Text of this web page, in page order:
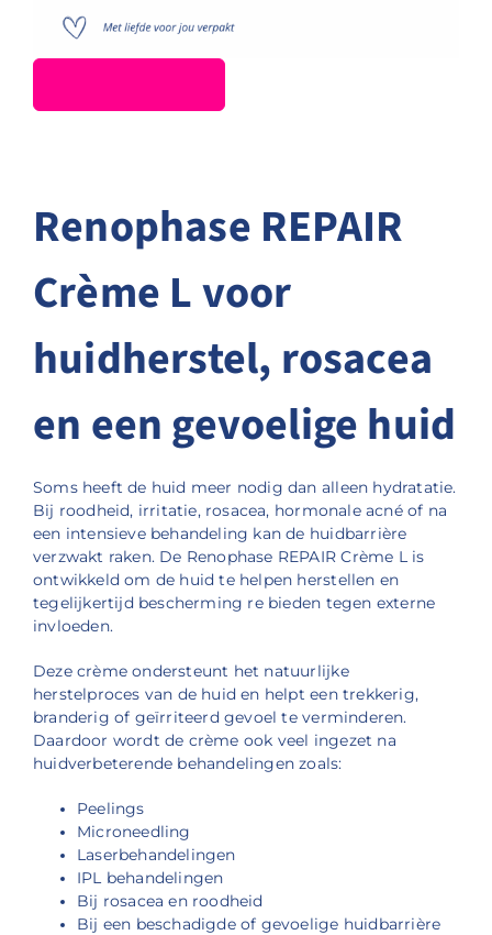
Renophase REPAIR
Crème L voor
huidherstel, rosacea
en een gevoelige huid
Soms heeft de huid meer nodig dan alleen hydratatie.
Bij roodheid, irritatie, rosacea, hormonale acné of na
een intensieve behandeling kan de huidbarrière
verzwakt raken. De Renophase REPAIR Crème L is
ontwikkeld om de huid te helpen herstellen en
tegelijkertijd bescherming re bieden tegen externe
invloeden.
Deze crème ondersteunt het natuurlijke
herstelproces van de huid en helpt een trekkerig,
branderig of geïrriteerd gevoel te verminderen.
Daardoor wordt de crème ook veel ingezet na
huidverbeterende behandelingen zoals:
Peelings
Microneedling
Laserbehandelingen
IPL behandelingen
Bij rosacea en roodheid
Bij een beschadigde of gevoelige huidbarrière